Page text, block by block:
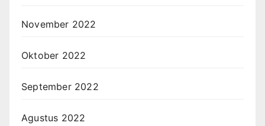
November 2022
Oktober 2022
September 2022
Agustus 2022